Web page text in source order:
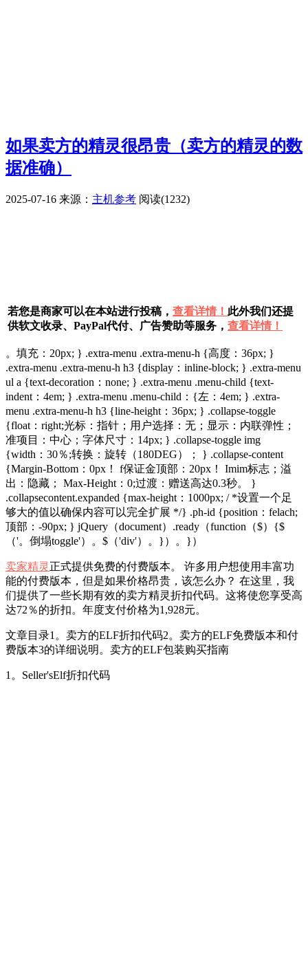
如果卖方的精灵很昂贵（卖方的精灵的数
据准确）
2025-07-16 来源： 主机参考 阅读(1232)
若您是商家可以在本站进行投稿， 查看详情！ 此外我们还提
供软文收录、PayPal代付、广告赞助等服务， 查看详情！
。填充：20px; } .extra-menu .extra-menu-h {高度：36px; }
.extra-menu .extra-menu-h h3 {display：inline-block; } .extra-menu
ul a {text-decoration：none; } .extra-menu .menu-child {text-
indent：4em; } .extra-menu .menu-child：{左：4em; } .extra-
menu .extra-menu-h h3 {line-height：36px; } .collapse-toggle
{float：right;光标：指针；用户选择：无；显示：内联弹性；
准项目：中心；字体尺寸：14px; } .collapse-toggle img
{width：30％;转换：旋转（180DEG）； } .collapse-content
{Margin-Bottom：0px！ f保证金顶部：20px！ Imim标志；溢
出：隐藏； Max-Height：0;过渡：赠送高达0.3秒。 }
.collapsecontent.expanded {max-height：1000px; / *设置一个足
够大的值以确保内容可以完全扩展 */} .ph-id {position：felach;
顶部：-90px; } jQuery（document）.ready（function（$）{$
（'。倒塌toggle'）。$（'div'）。}）。}）
卖家精灵 正式提供免费的付费版本。 许多用户想使用丰富功
能的付费版本，但是如果价格昂贵，该怎么办？ 在这里，我
们提供了一些长期有效的卖方精灵折扣代码。这将使您享受高
达72％的折扣。年度支付价格为1,928元。
文章目录1。卖方的ELF折扣代码2。卖方的ELF免费版本和付
费版本3的详细说明。卖方的ELF包装购买指南
1。Seller'sElf折扣代码